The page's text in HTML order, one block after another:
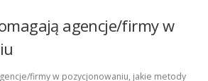
agencje/firmy w
firmy w pozycjonowaniu, jakie metody